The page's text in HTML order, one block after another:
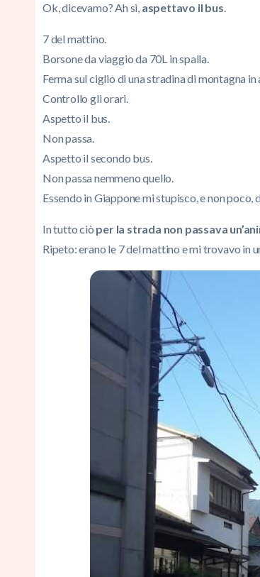
Ok, dicevamo? Ah sì, aspettavo il bus.
7 del mattino.
Borsone da viaggio da 70L in spalla.
Ferma sul ciglio di una stradina di montagna in
Controllo gli orari.
Aspetto il bus.
Non passa.
Aspetto il secondo bus.
Non passa nemmeno quello.
Essendo in Giappone mi stupisco, e non
In tutto ciò per la strada non passava
Ripeto: erano le 7 del mattino e mi trovavo in